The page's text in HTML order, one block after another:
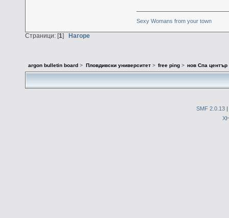
Sexy Womans from your town
Страници: [1] Нагоре
argon bulletin board > Пловдивски университет> free ping> нов Спа
SMF 2.0.13|